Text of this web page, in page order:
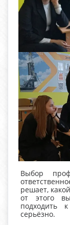
Выбор
решает,
от этого
подходить
серьёзно.